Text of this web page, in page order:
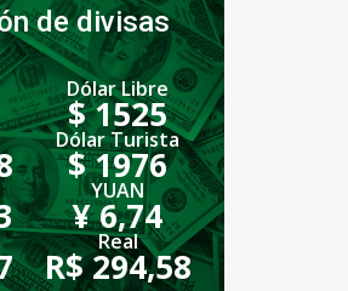
de divisas
Dólar Libre
$ 1525
Dólar Turista
$ 1976
YUAN
¥ 6,74
Real
R$ 294,58